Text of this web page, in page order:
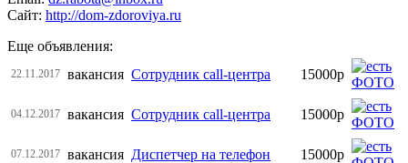
Сайт: http://dom-zdoroviya.ru
Еще объявления:
22.11.2017 вакансия Сотрудник call-центра 15000р
04.12.2017 вакансия Сотрудник call-центра 15000р
07.12.2017 вакансия Диспетчер на телефон 15000р